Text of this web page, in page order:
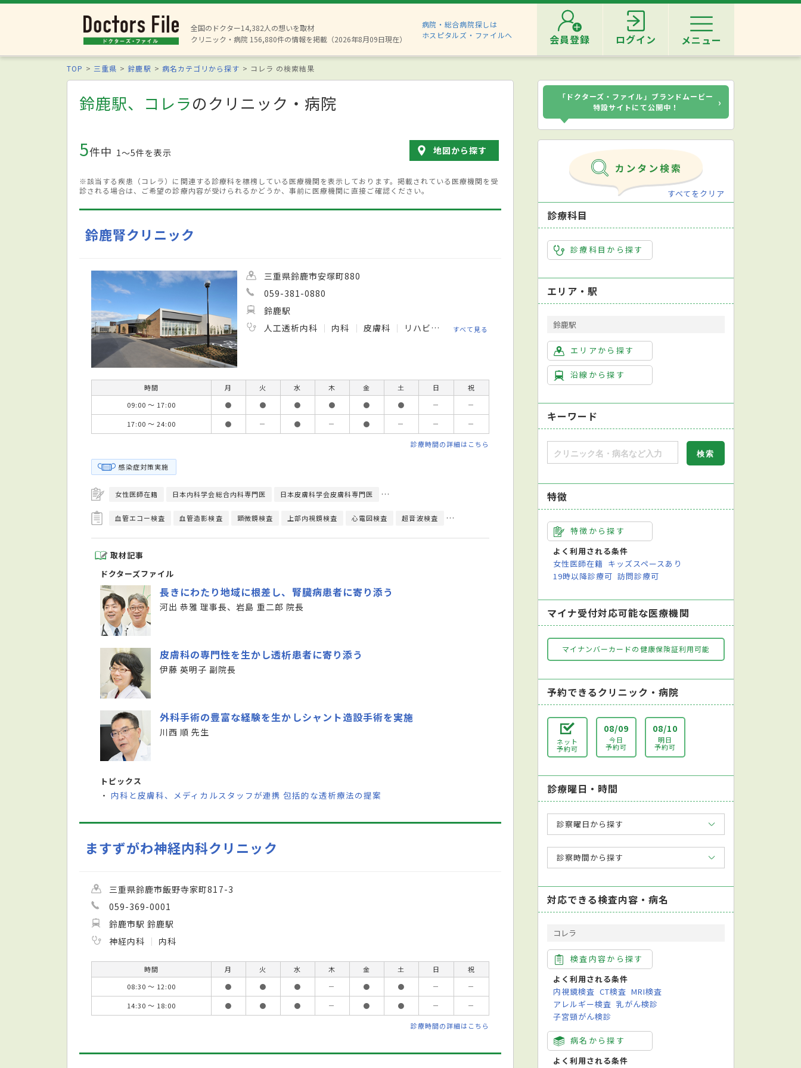
全国のドクター14,382人の想いを取材
クリニック・病院 156,880件の情報を掲載（2026年8月09日現在）
病院・総合病院探しは
ホスピタルズ・ファイルへ
会員登録 ログイン メニュー
TOP 三重県 鈴鹿駅 病名カテゴリから探す コレラ の検索結果
鈴鹿駅、コレラのクリニック・病院
5件中 1〜5件を表示 地図から探す
※該当する疾患（コレラ）に関連する診療科を標榜している医療機関を表示しております。掲載されている医療機関を受
診される場合は、ご希望の診療内容が受けられるかどうか、事前に医療機関に直接ご確認ください。
鈴鹿腎クリニック
三重県鈴鹿市安塚町880
059-381-0880
鈴鹿駅
人工透析内科
内科 皮膚科 リハビリテーション科 すべて見る
時間 月 火 水 木 金 土 日
祝
09:00 ～ 17:00
● ● ● ● ● ● －
－
17:00 ～ 24:00
● － ● － ● － － －
診療時間の詳細はこちら
感染症対策実施
女性医師在籍 日本内科学会総合内科専門医 日本皮膚科学会皮膚科専門医 日本循環器学会循環器専門医 日本透析医学会透析専門医
血管エコー検査 血管造影検査 顕微鏡検査 上部内視鏡検査 心電図検査 超音波検査 透析療法
取材記事
ドクターズファイル
長きにわたり地域に根差し、腎臓病患者に寄り添う
河出 恭雅 理事長、岩島 重二郎 院長
皮膚科の専門性を生かし透析患者に寄り添う
伊藤 英明子 副院長
外科手術の豊富な経験を生かしシャント造設手術を実施
川西 順 先生
トピックス
・ 内科と皮膚科、メディカルスタッフが連携 包括的な透析療法の提案
ますずがわ神経内科クリニック
三重県鈴鹿市飯野寺家町817-3
059-369-0001
鈴鹿市駅 鈴鹿駅
神経内科
内科
時間 月 火 水 木 金 土 日
祝
08:30 ～ 12:00
● ● ● － ● ● －
－
14:30 ～ 18:00
● ● ● － ● ● － －
診療時間の詳細はこちら
「ドクターズ・ファイル」ブランドムービー
特設サイトにて公開中！
›
すべてをクリア
診療科目
診療科目から探す
エリア・駅
鈴鹿駅
エリアから探す
沿線から探す
キーワード
特徴
特徴から探す
よく利用される条件
女性医師在籍 キッズスペースあり
19時以降診療可 訪問診療可
マイナ受付対応可能な医療機関
マイナンバーカードの健康保険証利用可能
予約できるクリニック・病院
ネット
予約可
08/09
今日
予約可
08/10
明日
予約可
診療曜日・時間
診察曜日から探す
診察時間から探す
対応できる検査内容・病名
コレラ
検査内容から探す
よく利用される条件
内視鏡検査 CT検査 MRI検査
アレルギー検査 乳がん検診
子宮頸がん検診
病名から探す
よく利用される条件